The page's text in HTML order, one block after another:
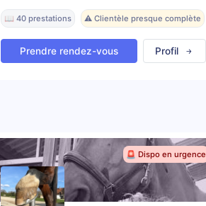
📖 40 prestations ⚠️ Clientèle presque complète
Prendre rendez-vous Profil
🚨 Dispo en urgence